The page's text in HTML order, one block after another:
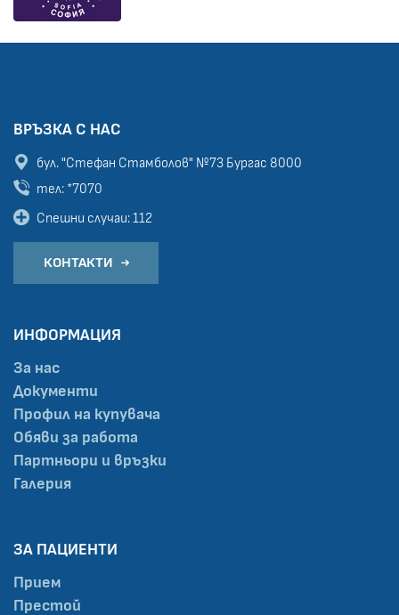
ВРЪЗКА С НАС
бул. "Стефан Стамболов" №73 Бургас 8000
тел: *7070
Спешни случаи: 112
КОНТАКТИ
ИНФОРМАЦИЯ
За нас
Документи
Профил на купувача
Обяви за работа
Партньори и връзки
Галерия
ЗА ПАЦИЕНТИ
Прием
Престой